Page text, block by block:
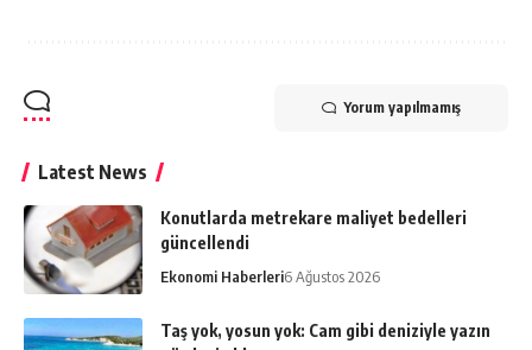
Yorum yapılmamış
Latest News
Konutlarda metrekare maliyet bedelleri
güncellendi
Ekonomi Haberleri6 Ağustos 2026
Taş yok, yosun yok: Cam gibi deniziyle yazın